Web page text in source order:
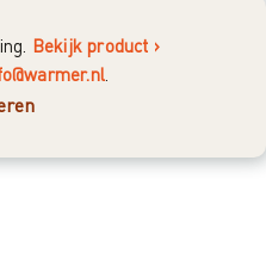
Bekijk product ›